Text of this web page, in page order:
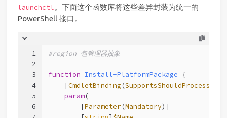
launchctl。下面这个函数库将这些差异封装为统一的
PowerShell 接口。
1
2
3
4
5
6
#region 包管理器抽象
function Install-PlatformPackage {
[CmdletBinding (SupportsShouldProcess
param(
        [
Parameter (Mandatory)]